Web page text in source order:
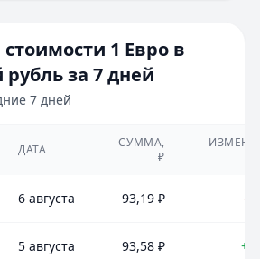
1 Евро в
рубльза 7 дней
7 дней
ДАТА
СУММА,
₽
6 августа 93,19 ₽ -
5 августа 93,58 ₽